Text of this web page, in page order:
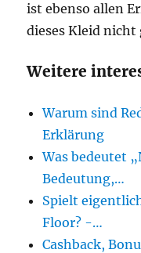
ist ebenso allen
dieses Kleid
Weitere
Warum sind
Erklärung
Was bedeutet
Bedeutung,…
Spielt
Floor? -…
Cashback,